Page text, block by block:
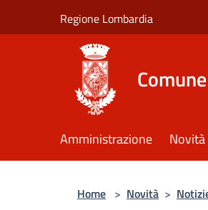
Regione Lombardia
Amministrazione Novità
Home > Novità >